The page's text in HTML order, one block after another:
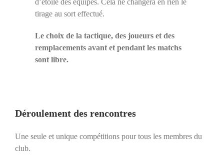
d’étoile des équipes. Cela ne changera en rien le
tirage au sort effectué.
Le choix de la tactique, des joueurs et des
remplacements avant et pendant les matchs
sont libre.
Déroulement des rencontres
Une seule et unique compétitions pour tous les membres du
club.